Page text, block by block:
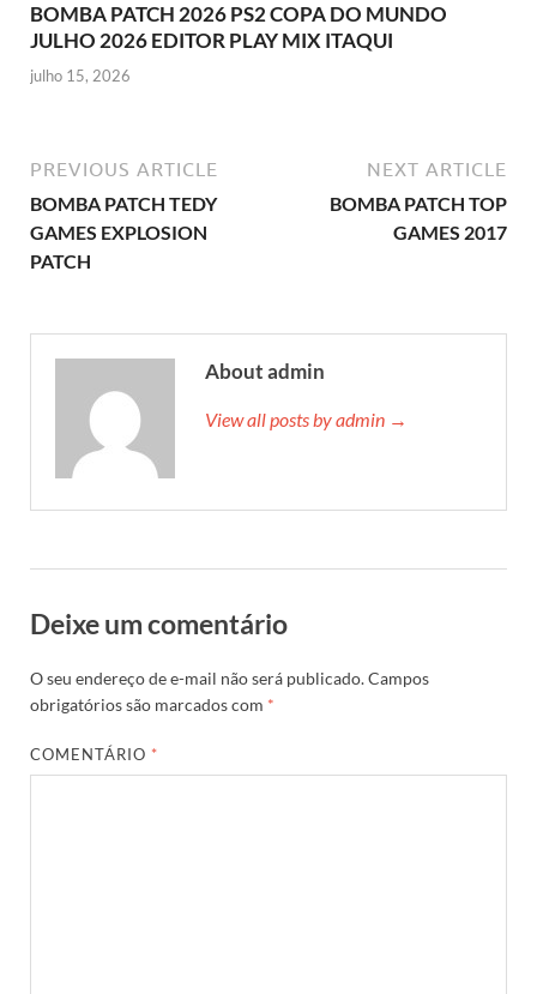
BOMBA PATCH 2026 PS2 COPA DO MUNDO
JULHO 2026 EDITOR PLAY MIX ITAQUI
julho 15, 2026
PREVIOUS ARTICLE
BOMBA PATCH TEDY
GAMES EXPLOSION
PATCH
NEXT ARTICLE
BOMBA PATCH TOP
GAMES 2017
About admin
View all posts by admin →
Deixe um comentário
O seu endereço de e-mail não será publicado.Campos
obrigatórios são marcados com *
COMENTÁRIO *